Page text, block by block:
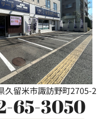
久留米市諏訪野町2705-2
65-3050